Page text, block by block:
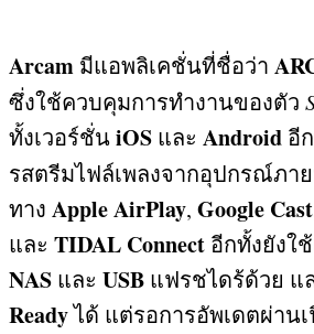
Arcam มีแอพลิเคชั่นที่ชื่อว่า
ซึ่งใช้ควบคุมการทำงานของตัว
ทั้งเวอร์ชั่นiOS และ Android อี
รสตรีมไฟล์เพลงจากอุปกรณ์ภา
ทาง Apple AirPlay, Google Cast
และ TIDAL Connect อีกทั้งยังใ
NAS และ USB แฟรชไดร้ด้วย แ
Readyได้ แต่รอการอัพเดตผ่าน